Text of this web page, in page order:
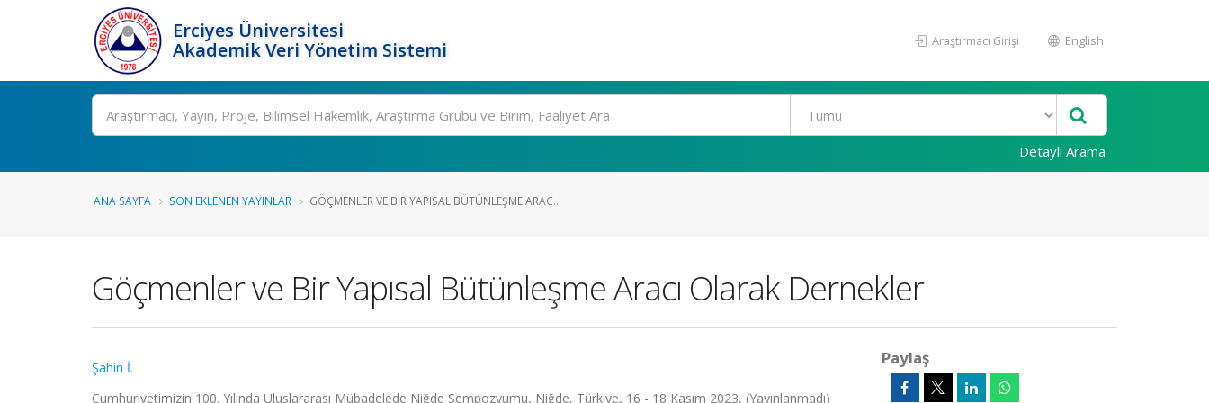
Erciyes Üniversitesi
Akademik Veri Yönetim Sistemi
Araştırmacı Girişi English
Ara
Detaylı Arama
ANA SAYFA SON EKLENEN YAYINLAR GÖÇMENLER VE BIR YAPISAL BÜTÜNLEŞME ARAC...
Göçmenler ve Bir Yapısal Bütünleşme Aracı Olarak Dernekler
Şahin İ.
Cumhuriyetimizin 100. Yılında Uluslararası Mübadelede Niğde Sempozyumu, Niğde, Türkiye, 16 - 18 Kasım 2023, (Yayınlanmadı)
Paylaş